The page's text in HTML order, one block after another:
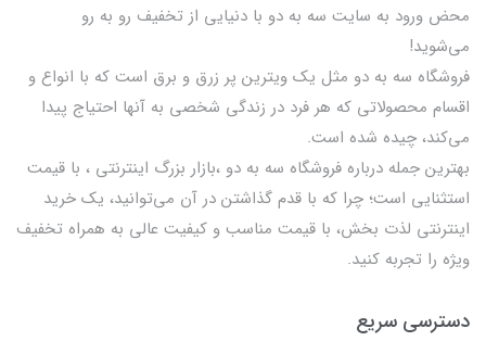
محض ورود به سایت سه به دو با دنیایی از تخفيف رو به رو
می‌شوید!
فروشگاه سه به دو مثل یک ویترین پر زرق و برق است که با انواع و
اقسام محصولاتی که هر فرد در زندگی شخصی به آنها احتیاج پیدا
می‌کند، چیده شده است.
بهترين جمله درباره فروشگاه سه به دو ،بازار بزرگ اینترنتی ، با قيمت
استثنايي است؛ چرا که با قدم گذاشتن در آن می‌توانید، یک خرید
اینترنتی لذت بخش، با قیمت مناسب و کیفیت عالی به همراه تخفیف
ویژه را تجربه کنید.
دسترسی سریع